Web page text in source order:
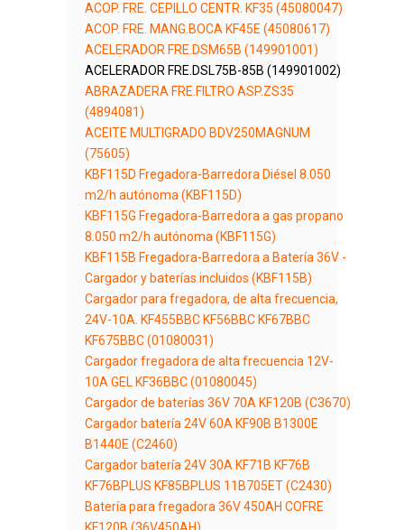
ACOP. FRE. CEPILLO CENTR. KF35 (45080047)
ACOP. FRE. MANG.BOCA KF45E (45080617)
ACELERADOR FRE.DSM65B (149901001)
ACELERADOR FRE.DSL75B-85B (149901002)
ABRAZADERA FRE.FILTRO ASP.ZS35
(4894081)
ACEITE MULTIGRADO BDV250MAGNUM
(75605)
KBF115D Fregadora-Barredora Diésel 8.050
m2/h autónoma (KBF115D)
KBF115G Fregadora-Barredora a gas propano
8.050 m2/h autónoma (KBF115G)
KBF115B Fregadora-Barredora a Batería 36V -
Cargador y baterías incluidos (KBF115B)
Cargador para fregadora, de alta frecuencia,
24V-10A. KF455BBC KF56BBC KF67BBC
KF675BBC (01080031)
Cargador fregadora de alta frecuencia 12V-
10A GEL KF36BBC (01080045)
Cargador de baterías 36V 70A KF120B (C3670)
Cargador batería 24V 60A KF90B B1300E
B1440E (C2460)
Cargador batería 24V 30A KF71B KF76B
KF76BPLUS KF85BPLUS 11B705ET (C2430)
Batería para fregadora 36V 450AH COFRE